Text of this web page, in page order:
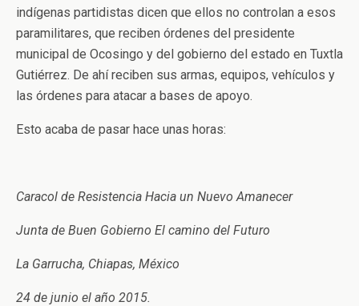
indígenas partidistas dicen que ellos no controlan a esos
paramilitares, que reciben órdenes del presidente
municipal de Ocosingo y del gobierno del estado en Tuxtla
Gutiérrez. De ahí reciben sus armas, equipos, vehículos y
las órdenes para atacar a bases de apoyo.
Esto acaba de pasar hace unas horas:
Caracol de Resistencia Hacia un Nuevo Amanecer
Junta de Buen Gobierno El camino del Futuro
La Garrucha, Chiapas, México
24 de junio el año 2015.